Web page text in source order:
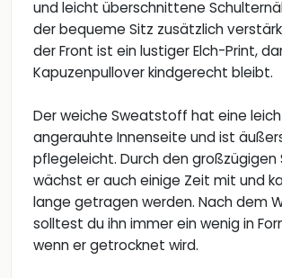
und leicht überschnittene
der bequeme Sitz zusätzlich
der Front ist ein lustiger Elch-Print,
Kapuzenpullover kindgerecht bleibt.
Der weiche Sweatstoff hat eine
angerauhte Innenseite und ist
pflegeleicht. Durch den großzügigen
wächst er auch einige Zeit mit und
lange getragen werden. Nach dem
solltest du ihn immer ein wenig in
wenn er getrocknet wird.